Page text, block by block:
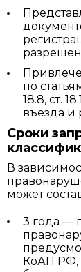
по
18.8, ст.
въезда и
Сроки
В
может
3 года —
КоАП РФ,